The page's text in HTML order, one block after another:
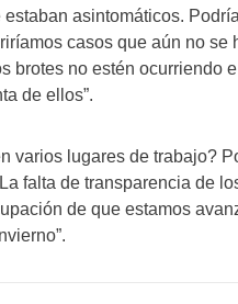
asintomáticos.
casos que aún no se
brotes no estén ocurriendo
de ellos”.
varios lugares de trabajo?
falta de transparencia de
de que estamos